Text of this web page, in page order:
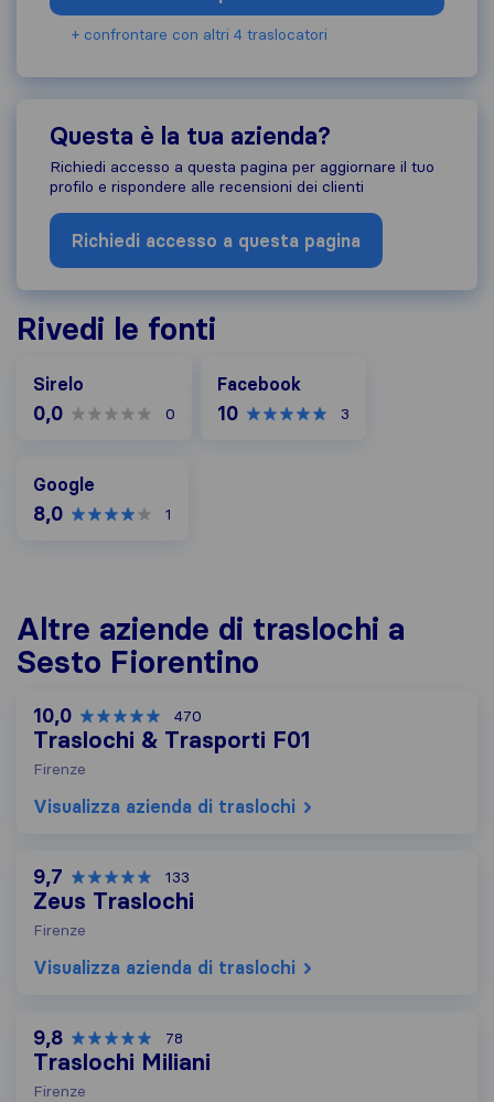
+ confrontare con altri 4 traslocatori
Questa è la tua azienda?
Richiedi accesso a questa pagina per aggiornare il tuo
profilo e rispondere alle recensioni dei clienti
Richiedi accesso a questa pagina
Rivedi le fonti
Sirelo
0,0 0
Facebook
10 3
Google
8,0 1
Altre aziende di traslochi a
Sesto Fiorentino
10,0 470
Traslochi & Trasporti F01
Firenze
Visualizza azienda di traslochi
9,7 133
Zeus Traslochi
Firenze
Visualizza azienda di traslochi
9,8 78
Traslochi Miliani
Firenze